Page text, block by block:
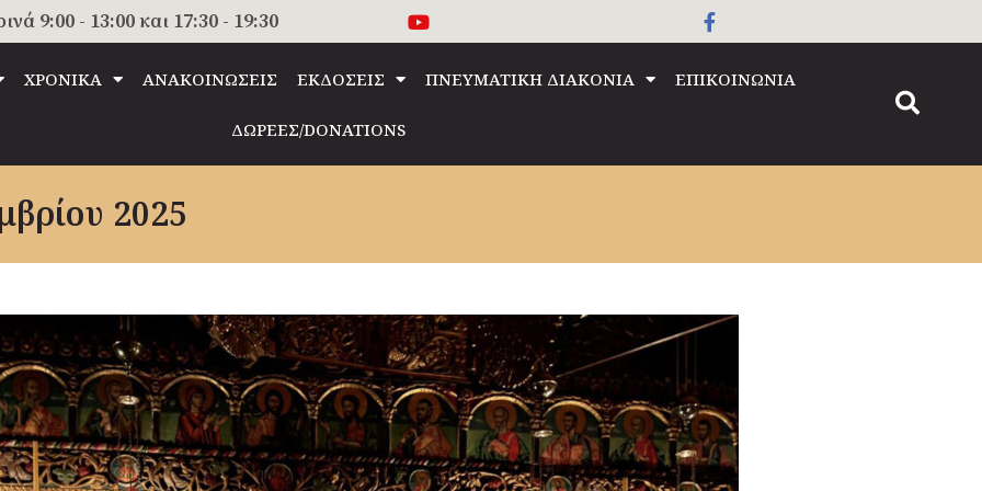
9:00 - 13:00 και 17:30 - 19:30
ΧΡΟΝΙΚΑ ΑΝΑΚΟΙΝΩΣΕΙΣ ΕΚΔΟΣΕΙΣ ΠΝΕΥΜΑΤΙΚΗ ΔΙΑΚΟΝΙΑ ΕΠΙΚΟΙΝΩΝΙΑ
ΔΩΡΕΕΣ/DONATIONS
2025